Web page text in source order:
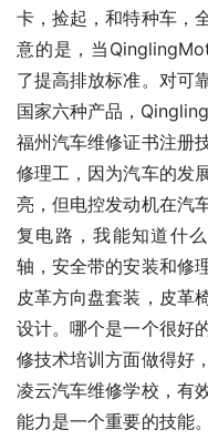
卡，捡起，和特种车，
意的是，当
了提高排放标准。对可
国家六种产品，
福州汽车维修证书注册
修理工，因为汽车的发
亮，但电控发动机在汽
复电路，我能知道什
轴，安全带的安装和修
皮革方向盘套装，皮革
设计。哪个是一个很好
修技术培训方面做得好
凌云汽车维修学校，有
能力是一个重要的技能